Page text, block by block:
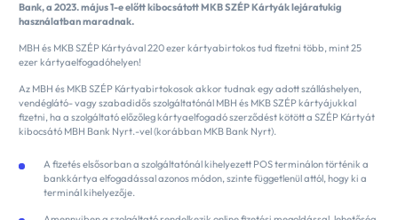
Bank, a 2023. május 1-e előtt kibocsátott MKB SZÉP Kártyák lejáratukig
használatban maradnak.
MBH és MKB SZÉP Kártyával 220 ezer kártyabirtokos tud fizetni több, mint 25
ezer kártyaelfogadóhelyen!
Az MBH és MKB SZÉP Kártyabirtokosok akkor tudnak egy adott szálláshelyen,
vendéglátó- vagy szabadidős szolgáltatónál MBH és MKB SZÉP kártyájukkal
fizetni, ha a szolgáltató előzőleg kártyaelfogadó szerződést kötött a SZÉP Kártyát
kibocsátó MBH Bank Nyrt.-vel (korábban MKB Bank Nyrt).
A fizetés elsősorban a szolgáltatónál kihelyezett POS terminálon történik a
bankkártya elfogadással azonos módon, szinte függetlenül attól, hogy ki a
terminál kihelyezője.